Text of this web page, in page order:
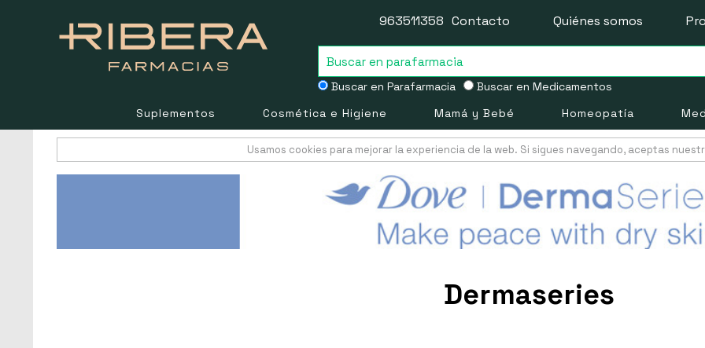
Buscar en Parafarmacia Buscar en Medicamentos
963511358 Contacto Quiénes somos
Suplementos Cosmética e Higiene Mamá y Bebé Homeopatía
Usamos cookies para mejorar la experiencia de la web. Si sigues navegando, aceptas
Dermaseries